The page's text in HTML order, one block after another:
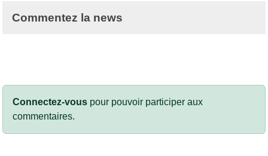
Commentez la news
Connectez-vous pour pouvoir participer aux
commentaires.